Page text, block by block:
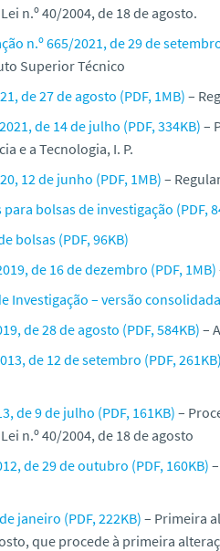
n.º 40/2004, de 18 de agosto.
n.º 665/2021, de 29 de
Superior Técnico
de 27 de agosto (PDF, 1MB)–
de 14 de julho (PDF, 334KB) –
e a Tecnologia, I. P.
12 de junho (PDF, 1MB)–
bolsas de investigação (PDF,
bolsas (PDF, 96KB)
de 16 de dezembro (PDF, 1MB)
Investigação – versão consolidada
de 28 de agosto (PDF, 584KB) –
de 12 de setembro (PDF, 261KB)
de 9 de julho (PDF, 161KB) –
n.º 40/2004, de 18 de agosto
de 29 de outubro (PDF, 160KB)
janeiro (PDF, 222KB)– Primeira
que procede à primeira